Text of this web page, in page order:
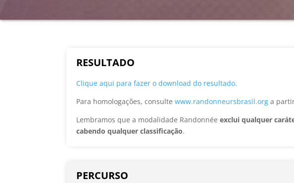
RESULTADO
Clique aqui para fazer o download do resultado.
Para homologações, consultewww.randonneursbrasil.org a
Lembramos que a modalidade Randonnéeexclui qualquer
cabendo qualquer classificação.
PERCURSO